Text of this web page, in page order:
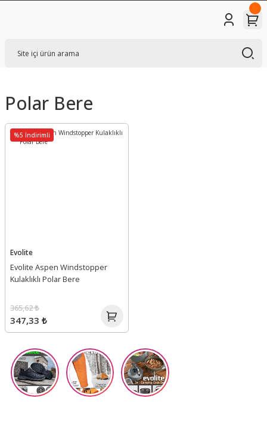
Polar Bere
%5 İndirimli
Evolite
Evolite Aspen Windstopper
Kulaklıklı Polar Bere
347,33 ₺
365,62 ₺